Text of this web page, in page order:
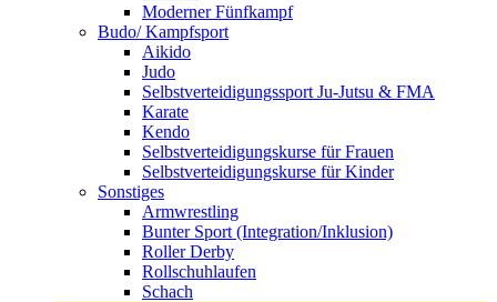
Moderner Fünfkampf
Budo/ Kampfsport
Aikido
Judo
Selbstverteidigungssport Ju-Jutsu & FMA
Karate
Kendo
Selbstverteidigungskurse für Frauen
Selbstverteidigungskurse für Kinder
Sonstiges
Armwrestling
Bunter Sport (Integration/Inklusion)
Roller Derby
Rollschuhlaufen
Schach